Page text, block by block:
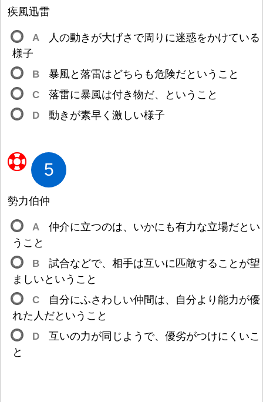
疾風迅雷
A 人の動きが大げさで周 りに迷惑をかけている
様子
B
暴風と 落雷はどちらも危険だということ
C
落雷に暴風は付き 物だ、ということ
D
動きが素早 く 激 しい様子
5
勢力伯仲
A 仲介に立つのは、いかにも有力な立場だとい
うこと
B
試合などで、 相手は互いに 匹敵することが望
ましいということ
C
自分にふさわしい仲間は、 自分より 能力が優
れた 人 だということ
D
互いの力が同 じようで、 優劣がつけにくいこ
と